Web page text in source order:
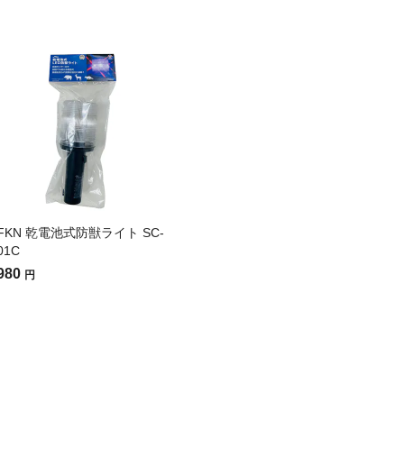
乾電池式防獣ライト SC-
円